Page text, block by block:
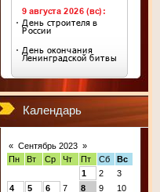
Календарь
« Сентябрь 2023 »
Пн
Вт Ср Чт Пт Сб
Вс
1
2
3
4
5 6 7 8 9
10